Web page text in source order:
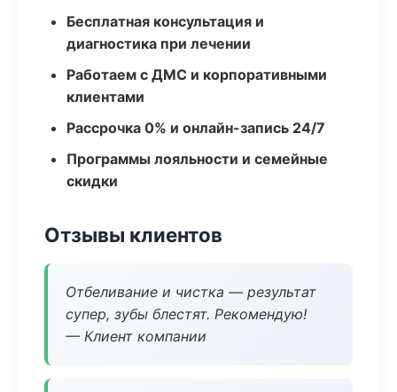
Бесплатная консультация и
диагностика при лечении
Работаем с ДМС и корпоративными
клиентами
Рассрочка 0% и онлайн-запись 24/7
Программы лояльности и семейные
скидки
Отзывы клиентов
Отбеливание и чистка — результат
супер, зубы блестят. Рекомендую!
— Клиент компании